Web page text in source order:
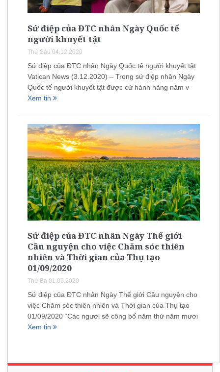
Sứ điệp của ĐTC nhân Ngày Quốc tế
người khuyết tật
Thứ Sáu 04.12.2020
Sứ điệp của ĐTC nhân Ngày Quốc tế người khuyết tật
Vatican News (3.12.2020) – Trong sứ điệp nhân Ngày
Quốc tế người khuyết tật được cử hành hàng năm v
Xem tin
Sứ điệp của ĐTC nhân Ngày Thế giới
Cầu nguyện cho việc Chăm sóc thiên
nhiên và Thời gian của Thụ tạo
01/09/2020
Thứ Ba 01.09.2020
Sứ điệp của ĐTC nhân Ngày Thế giới Cầu nguyện cho
việc Chăm sóc thiên nhiên và Thời gian của Thụ tạo
01/09/2020 “Các ngươi sẽ công bố năm thứ năm mươi
Xem tin